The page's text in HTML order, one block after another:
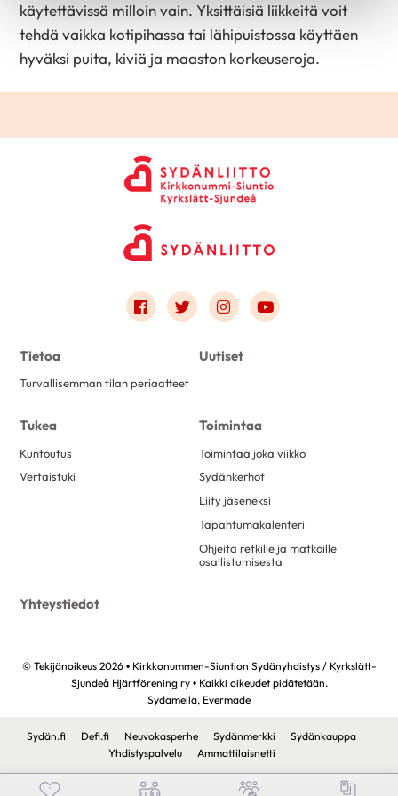
käytettävissä milloin vain. Yksittäisiä liikkeitä voit
tehdä vaikka kotipihassa tai lähipuistossa käyttäen
hyväksi puita, kiviä ja maaston korkeuseroja.
Link to facebook
Link to twitter
Link to instagram
Link to youtube
Tietoa
Turvallisemman tilan periaatteet
Uutiset
Tukea
Kuntoutus
Vertaistuki
Toimintaa
Toimintaa joka viikko
Sydänkerhot
Liity jäseneksi
Tapahtumakalenteri
Ohjeita retkille ja matkoille
osallistumisesta
Yhteystiedot
© Tekijänoikeus 2026 • Kirkkonummen-Siuntion Sydänyhdistys / Kyrkslätt-
Sjundeå Hjärtförening ry • Kaikki oikeudet pidätetään.
Sydämellä, Evermade
Sydän.fi Defi.fi Neuvokasperhe Sydänmerkki
Sydänkauppa
Yhdistyspalvelu
Ammattilaisnetti